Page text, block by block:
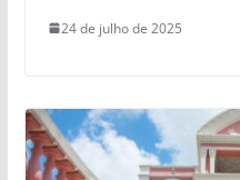
24 de julho de 2025